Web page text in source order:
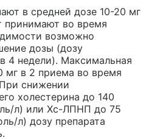
в средней дозе 10-20 мг
принимают во время
возможно
дозы (дозу
4 недели). Максимальная
мг в 2 приема во время
снижении
холестерина до 140
л) или Хс-ЛПНП до 75
л) дозу препарата